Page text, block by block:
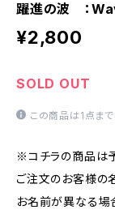
躍進の波 ：
¥2,800
SOLD OUT
この商品は1点ま
※コチラの商品は
ご注文のお客様の
お名前が異なる場